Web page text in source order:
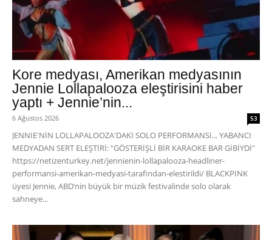
Kore medyası, Amerikan medyasının
Jennie Lollapalooza eleştirisini haber
yaptı + Jennie’nin...
6 Ağustos 2026 53
JENNIE'NİN LOLLAPALOOZA'DAKİ SOLO PERFORMANSI... YABANCI
MEDYADAN SERT ELEŞTİRİ: "GÖSTERİŞLİ BİR KARAOKE BAR GİBİYDİ"
https://netizenturkey.net/jennienin-lollapalooza-headliner-
performansi-amerikan-medyasi-tarafindan-elestirildi/ BLACKPINK
üyesi Jennie, ABD’nin büyük bir müzik festivalinde solo olarak
sahneye...